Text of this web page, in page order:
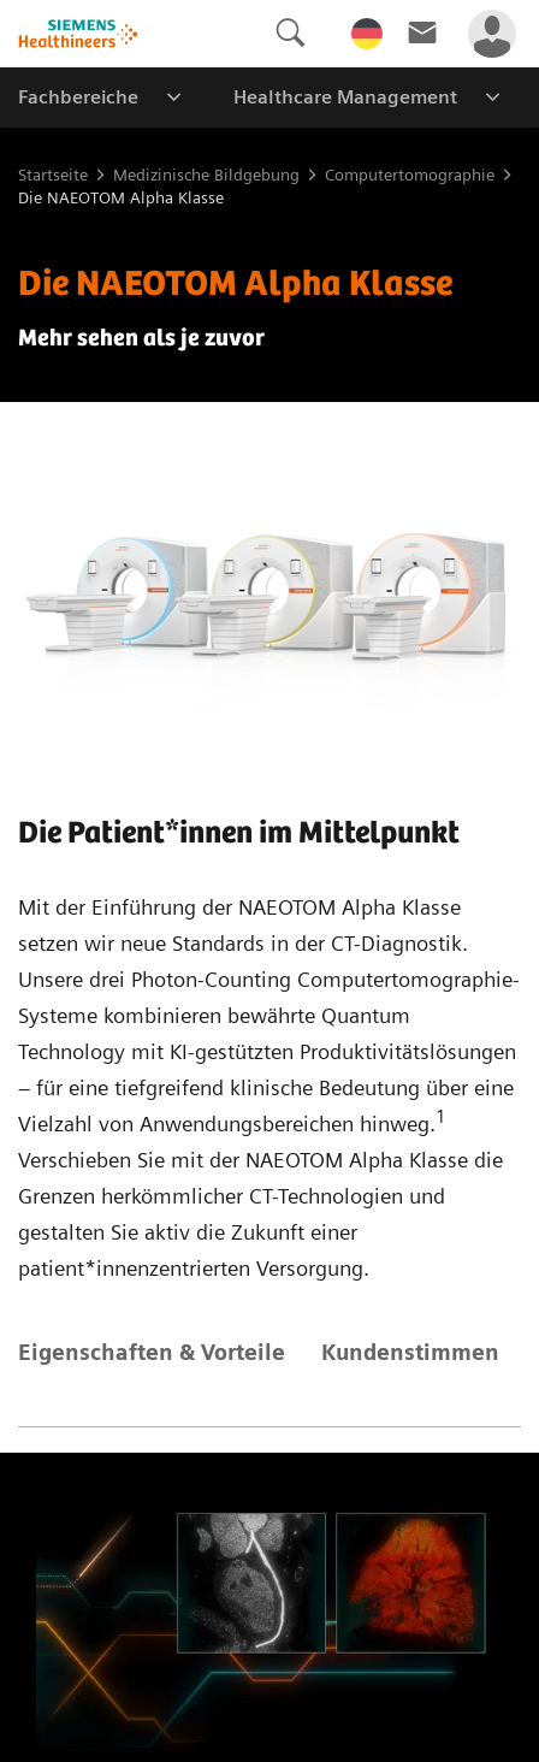
Fachbereiche Healthcare Management
Startseite Medizinische Bildgebung
Computertomographie
Die NAEOTOM Alpha Klasse
Die NAEOTOM Alpha Klasse
Mehr sehen als je zuvor
Die Patient*innen im Mittelpunkt
Mit der Einführung der NAEOTOM Alpha Klasse
setzen wir neue Standards in der CT-Diagnostik.
Unsere drei Photon-Counting Computertomographie-
Systeme kombinieren bewährte Quantum
Technology mit KI-gestützten Produktivitätslösungen
– für eine tiefgreifend klinische Bedeutung über eine
Vielzahl von Anwendungsbereichen hinweg.1
Verschieben Sie mit der NAEOTOM Alpha Klasse die
Grenzen herkömmlicher CT-Technologien und
gestalten Sie aktiv die Zukunft einer
patient*innenzentrierten Versorgung.
Eigenschaften & Vorteile Kundenstimmen